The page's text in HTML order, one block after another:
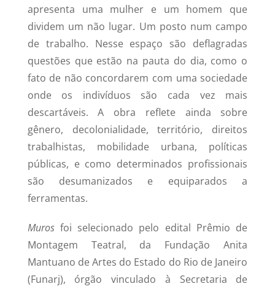
apresenta uma mulher e um homem que
dividem um não lugar. Um posto num campo
de trabalho. Nesse espaço são deflagradas
questões que estão na pauta do dia, como o
fato de não concordarem com uma sociedade
onde os indivíduos são cada vez mais
descartáveis. A obra reflete ainda sobre
gênero, decolonialidade, território, direitos
trabalhistas, mobilidade urbana, políticas
públicas, e como determinados profissionais
são desumanizados e equiparados a
ferramentas.
Murosfoi selecionado pelo edital Prêmio de
Montagem Teatral, da Fundação Anita
Mantuano de Artes do Estado do Rio de Janeiro
(Funarj), órgão vinculado à Secretaria de